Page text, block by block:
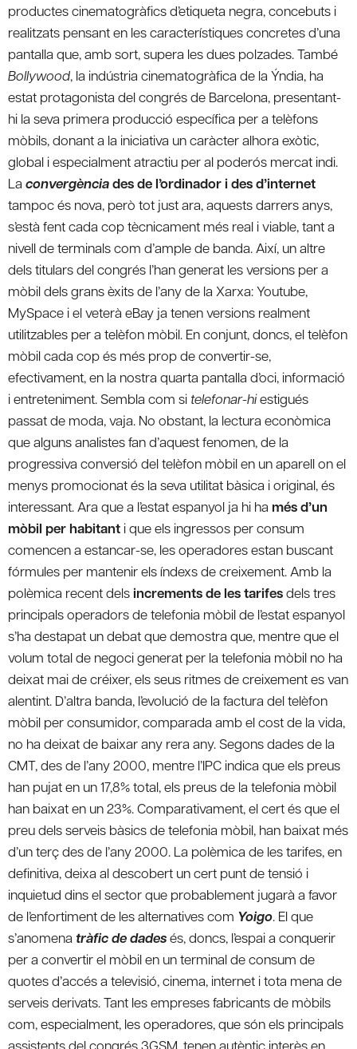
productes cinematogràfics d’etiqueta negra, concebuts i
realitzats pensant en les característiques concretes d’una
pantalla que, amb sort, supera les dues polzades. També
Bollywood, la indústria cinematogràfica de la Ýndia, ha
estat protagonista del congrés de Barcelona, presentant-
hi la seva primera producció específica per a telèfons
mòbils, donant a la iniciativa un caràcter alhora exòtic,
global i especialment atractiu per al poderós mercat indi.
La convergènciades de l’ordinador i des d’internet
tampoc és nova, però tot just ara, aquests darrers anys,
s’està fent cada cop tècnicament més real i viable, tant a
nivell de terminals com d’ample de banda. Així, un altre
dels titulars del congrés l’han generat les versions per a
mòbil dels grans èxits de l’any de la Xarxa: Youtube,
MySpace i el veterà eBay ja tenen versions realment
utilitzables per a telèfon mòbil. En conjunt, doncs, el telèfon
mòbil cada cop és més prop de convertir-se,
efectivament, en la nostra quarta pantalla d’oci, informació
i entreteniment. Sembla com si telefonar-hiestigués
passat de moda, vaja. No obstant, la lectura econòmica
que alguns analistes fan d’aquest fenomen, de la
progressiva conversió del telèfon mòbil en un aparell on el
menys promocionat és la seva utilitat bàsica i original, és
interessant. Ara que a l’estat espanyol ja hi ha més d’un
mòbil per habitant i que els ingressos per consum
comencen a estancar-se, les operadores estan buscant
fórmules per mantenir els índexs de creixement. Amb la
polèmica recent delsincrements de les tarifesdels tres
principals operadors de telefonia mòbil de l’estat espanyol
s’ha destapat un debat que demostra que, mentre que el
volum total de negoci generat per la telefonia mòbil no ha
deixat mai de créixer, els seus ritmes de creixement es van
alentint. D’altra banda, l’evolució de la factura del telèfon
mòbil per consumidor, comparada amb el cost de la vida,
no ha deixat de baixar any rera any. Segons dades de la
CMT, des de l’any 2000, mentre l’IPC indica que els preus
han pujat en un 17,8% total, els preus de la telefonia mòbil
han baixat en un 23%. Comparativament, el cert és que el
preu dels serveis bàsics de telefonia mòbil, han baixat més
d’un terç des de l’any 2000. La polèmica de les tarifes, en
definitiva, deixa al descobert un cert punt de tensió i
inquietud dins el sector que probablement jugarà a favor
de l’enfortiment de les alternatives com Yoigo. El que
s’anomena tràfic de dadesés, doncs, l’espai a conquerir
per a convertir el mòbil en un terminal de consum de
quotes d’accés a televisió, cinema, internet i tota mena de
serveis derivats. Tant les empreses fabricants de mòbils
com, especialment, les operadores, que són els principals
assistents del congrés 3GSM, tenen autèntic interès en